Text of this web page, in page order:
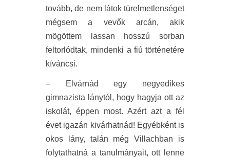
tovább, de nem látok türelmetlenséget
mégsem a vevők arcán, akik
mögöttem lassan hosszú sorban
feltorlódtak, mindenki a fiú történetére
kíváncsi.
– Elvárnád egy negyedikes
gimnazista lánytól, hogy hagyja ott az
iskolát, éppen most. Azért azt a fél
évet igazán kivárhatnád! Egyébként is
okos lány, talán még Villachban is
folytathatná a tanulmányait, ott lenne